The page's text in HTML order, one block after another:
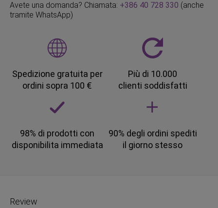
Avete una domanda? Chiamata: +386 40 728 330 (anche
tramite WhatsApp)
Spedizione gratuita per
ordini sopra 100 €
Più di 10.000
clienti soddisfatti
98% di prodotti con
disponibilita immediata
90% degli ordini spediti
il giorno stesso
Review